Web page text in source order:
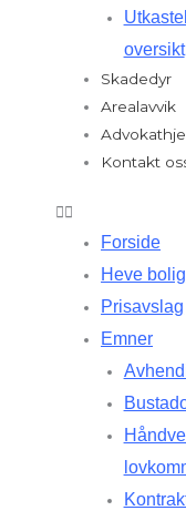
oversikt
Skadedyr
Arealavvik
Kontakt
Forside
Heve
Prisavslag
Emner